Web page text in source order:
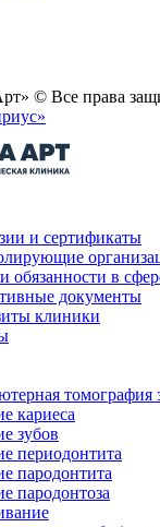
© Все права
и сертификаты
обязанности в
документы
клиники
томография
кариеса
зубов
периодонтита
пародонтита
пародонтоза